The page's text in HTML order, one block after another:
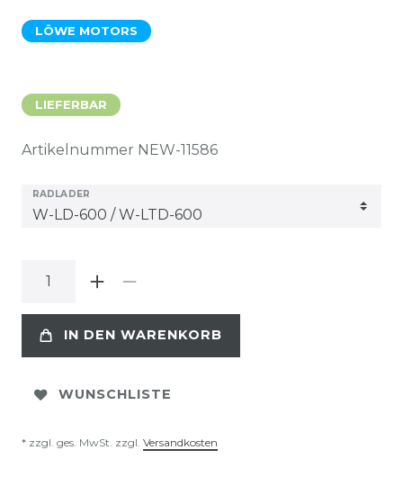
LÖWE MOTORS
LIEFERBAR
Artikelnummer NEW-11586
RADLADER
IN DEN WARENKORB
WUNSCHLISTE
* zzgl. ges. MwSt. zzgl. Versandkosten